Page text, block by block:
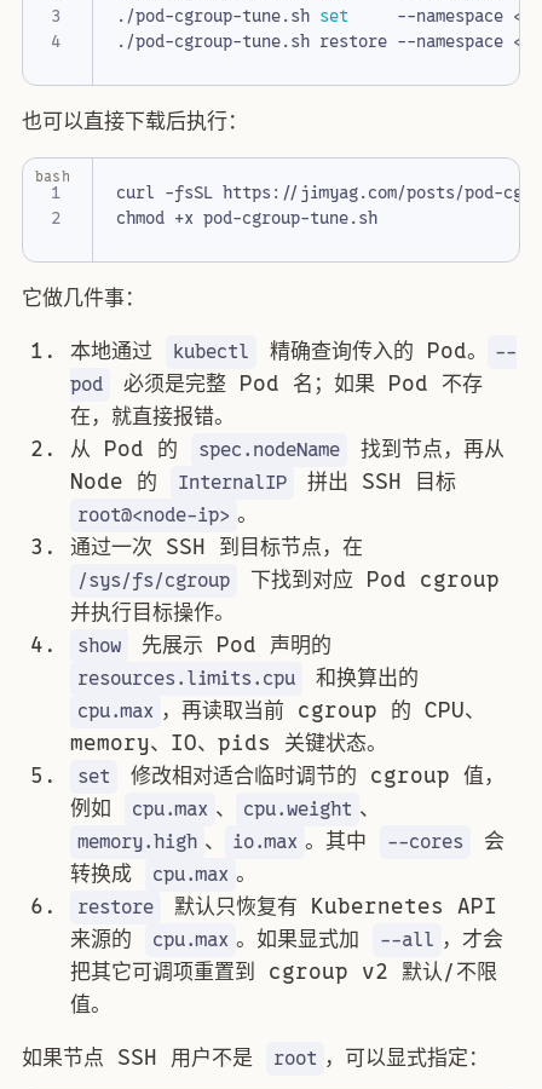
4
./pod-cgroup-tune.sh set
--namespace
也可以直接下载后执行：
1
2
bash
它做几件事：
本地通过
kubectl 精确查询传入的 Pod。
--
pod
必须是完整 Pod 名；如果 Pod 不存
在，就直接报错。
从 Pod 的
spec.nodeName
找到节点，再从
Node 的
InternalIP 拼出 SSH 目标
root@<node-ip> 。
通过一次 SSH 到目标节点，在
/sys/fs/cgroup
下找到对应 Pod cgroup
并执行目标操作。
show 先展示 Pod 声明的
resources.limits.cpu 和换算出的
cpu.max ，再读取当前 cgroup 的 CPU、
memory、IO、pids 关键状态。
set
修改相对适合临时调节的 cgroup 值，
例如
cpu.max 、 cpu.weight 、
memory.high 、 io.max 。其中 --cores
会
转换成
cpu.max 。
restore
默认只恢复有 Kubernetes API
来源的
cpu.max 。如果显式加 --all ，才会
把其它可调项重置到 cgroup v2 默认/不限
值。
如果节点 SSH 用户不是
root ，可以显式指定：